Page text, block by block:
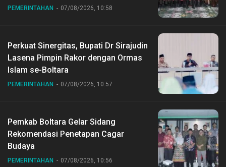
Nasional ke XII di Buperta Cibubur
PEMERINTAHAN 07/08/2026, 10:58
Perkuat Sinergitas, Bupati Dr Sirajudin
Lasena Pimpin Rakor dengan Ormas
Islam se-Boltara
PEMERINTAHAN 07/08/2026, 10:57
Pemkab Boltara Gelar Sidang
Rekomendasi Penetapan Cagar
Budaya
PEMERINTAHAN 07/08/2026, 10:56